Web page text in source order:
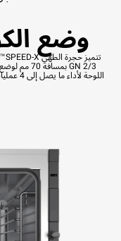
وضع
اللوحة لأداء ما يصل إلى 4 عمليات الطهي المتسارعة في نفس الوقت في وضع السرعة.